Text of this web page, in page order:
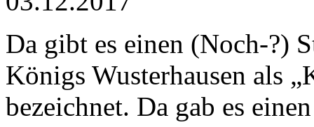
Da gibt es einen (Noch-?)
Königs Wusterhausen als
bezeichnet. Da gab es